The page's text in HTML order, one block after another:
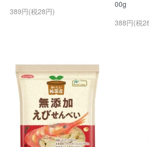
389円(税28円)
00g
388円(税